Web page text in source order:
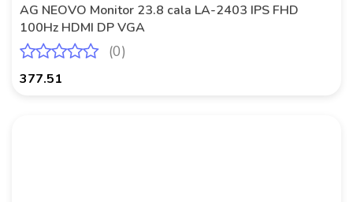
AG NEOVO Monitor 23.8 cala LA-2403 IPS FHD
100Hz HDMI DP VGA
(0)
377.51